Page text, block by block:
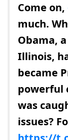
Come on,
much.
Obama,
Illinois,
became
powerful
was
issues?